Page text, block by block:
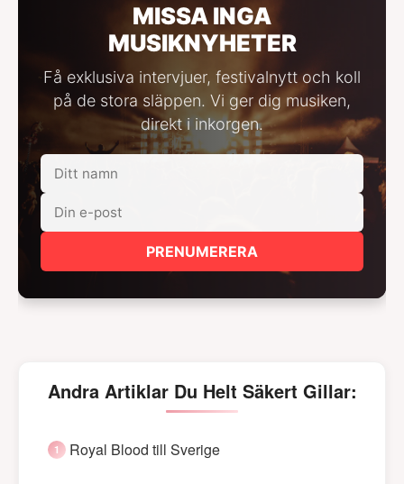
MISSA INGA
MUSIKNYHETER
Få exklusiva intervjuer, festivalnytt och koll
på de stora släppen. Vi ger dig musiken,
direkt i inkorgen.
PRENUMERERA
Andra Artiklar Du Helt Säkert Gillar:
Royal Blood till Sverige